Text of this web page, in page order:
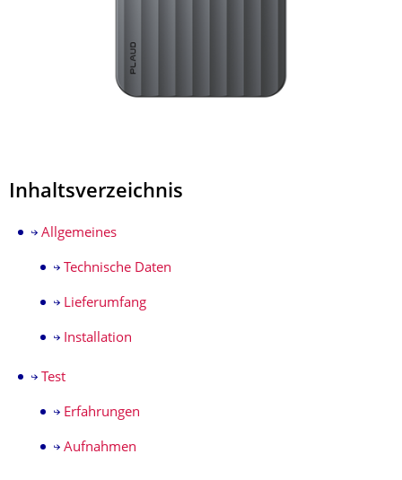
Inhaltsverzeichnis
Allgemeines
Technische Daten
Lieferumfang
Installation
Test
Erfahrungen
Aufnahmen